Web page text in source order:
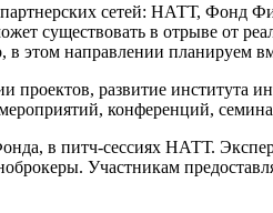
сетей: НАТТ, Фонд
существовать в отрыве от
в этом направлении
развитие института
конференций,
в питч-сессиях НАТТ.
Участникам